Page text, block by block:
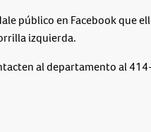
público en Facebook que
izquierda.
al departamento al